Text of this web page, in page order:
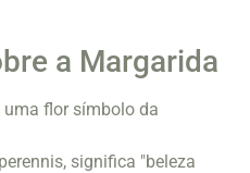
a Margarida
uma flor símbolo da
significa "beleza